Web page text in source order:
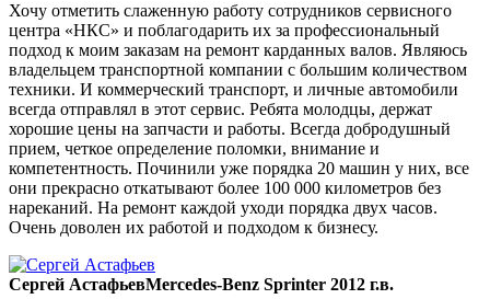
Хочу отметить слаженную работу сотрудников сервисного
центра «НКС» и поблагодарить их за профессиональный
подход к моим заказам на ремонт карданных валов. Являюсь
владельцем транспортной компании с большим количеством
техники. И коммерческий транспорт, и личные автомобили
всегда отправлял в этот сервис. Ребята молодцы, держат
хорошие цены на запчасти и работы. Всегда добродушный
прием, четкое определение поломки, внимание и
компетентность. Починили уже порядка 20 машин у них, все
они прекрасно откатывают более 100 000 километров без
нареканий. На ремонт каждой уходи порядка двух часов.
Очень доволен их работой и подходом к бизнесу.
Сергей АстафьевMercedes-Benz Sprinter 2012 г.в.